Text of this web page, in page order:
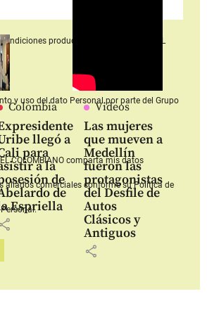
Colombia
llegó a
para
a la
de
de
Espriella
share
Videos
Las mujeres
que mueven a
Medellín
fueron las
protagonistas
del Desfile de
Autos
Clásicos y
Antiguos
share
productos y servicios Grupo EL
y uso del dato Personalpor parte del Grupo
COLOMBIANOcomparta mis datos
aliados comerciales conforme su Política de